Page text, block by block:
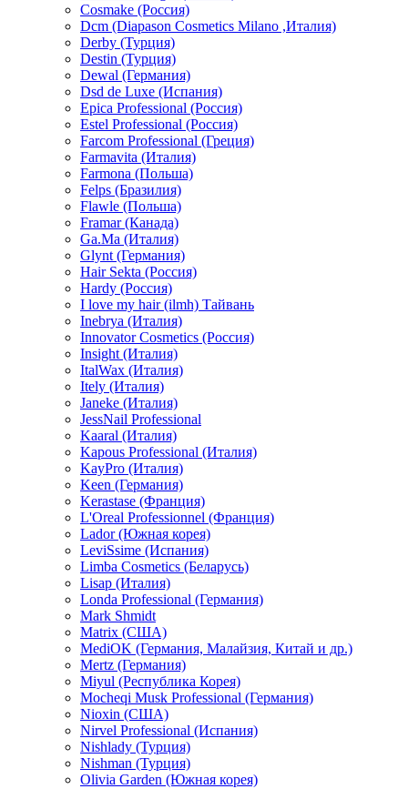
Cosmake (Россия)
Dcm (Diapason Cosmetics Milano ,Италия)
Derby (Турция)
Destin (Турция)
Dewal (Германия)
Dsd de Luxe (Испания)
Epica Professional (Россия)
Estel Professional (Россия)
Farcom Professional (Греция)
Farmavita (Италия)
Farmona (Польша)
Felps (Бразилия)
Flawle (Польша)
Framar (Канада)
Ga.Ma (Италия)
Glynt (Германия)
Hair Sekta (Россия)
Hardy (Россия)
I love my hair (ilmh) Тайвань
Inebrya (Италия)
Innovator Cosmetics (Россия)
Insight (Италия)
ItalWax (Италия)
Itely (Италия)
Janeke (Италия)
JessNail Professional
Kaaral (Италия)
Kapous Professional (Италия)
KayPro (Италия)
Keen (Германия)
Kerastase (Франция)
L'Oreal Professionnel (Франция)
Lador (Южная корея)
LeviSsime (Испания)
Limba Cosmetics (Беларусь)
Lisap (Италия)
Londa Professional (Германия)
Mark Shmidt
Matrix (США)
MediOK (Германия, Малайзия, Китай и др.)
Mertz (Германия)
Miyul (Республика Корея)
Mocheqi Musk Professional (Германия)
Nioxin (США)
Nirvel Professional (Испания)
Nishlady (Турция)
Nishman (Турция)
Olivia Garden (Южная корея)